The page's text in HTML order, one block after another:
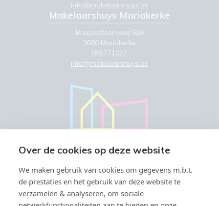
info@makelaarshuys.be
Makelaarshuys Mariakerke
Brugsesteenweg 620
9030 Mariakerke
092771027
info@makelaarshuys.be
Over de cookies op deze website
We maken gebruik van cookies om gegevens m.b.t.
de prestaties en het gebruik van deze website te
verzamelen & analyseren, om sociale